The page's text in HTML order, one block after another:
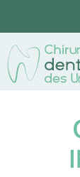
contenu